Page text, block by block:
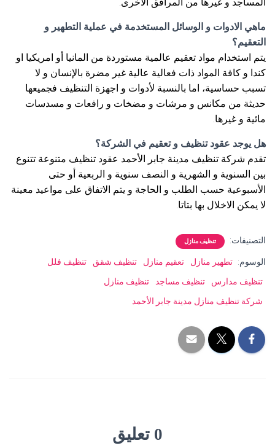
ماهي الادوات و الوسائل المستخدمة في عملية التطهير و
التعقيم؟
يتم استخدام مواد تعقيم عالمية مستوردة من المانيا أو امريكيا او
كندا و كافة المواد ذات فعالية عالية غير مضرة بالإنسان و لا
تسبب حساسية، اما بالنسبة لأدوات و اجهزة التنظيف فجميعها
حديثة من مكانس و مرشات و مضخات و رافعات و مسدسات
مائية و غيرها.
هل يوجد عقود تنظيف و تعقيم في الشركة؟
تقدم شركة تنظيف مدينة جابر الأحمد عقود تنظيف متنوعة تتنوع
بين السنوية و الشهرية و النصف سنوية و الربعية أو حتى
الأسبوعية حسب الطلب و الحاجة و يتم الاتفاق على مواعيد معينة
لا يمكن الاخلال بها بتاتا.
التصنيفات: تنظيف منازل
الوسوم: تطهير منازل تعقيم منازل تنظيف شقق
تنظيف فلل
تنظيف مدارس
تنظيف مساجد
تنظيف منازل
شركة تنظيف منازل مدينة جابر الأحمد
0 تعليق